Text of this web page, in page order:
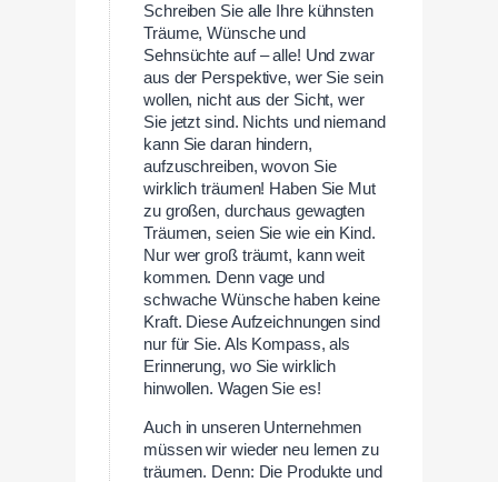
Schreiben Sie alle Ihre kühnsten
Träume, Wünsche und
Sehnsüchte auf – alle! Und zwar
aus der Perspektive, wer Sie sein
wollen, nicht aus der Sicht, wer
Sie jetzt sind. Nichts und niemand
kann Sie daran hindern,
aufzuschreiben, wovon Sie
wirklich träumen! Haben Sie Mut
zu großen, durchaus gewagten
Träumen, seien Sie wie ein Kind.
Nur wer groß träumt, kann weit
kommen. Denn vage und
schwache Wünsche haben keine
Kraft. Diese Aufzeichnungen sind
nur für Sie. Als Kompass, als
Erinnerung, wo Sie wirklich
hinwollen. Wagen Sie es!
Auch in unseren Unternehmen
müssen wir wieder neu lernen zu
träumen. Denn: Die Produkte und